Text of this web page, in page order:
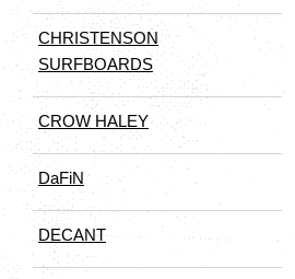
CHRISTENSON
SURFBOARDS
CROW HALEY
DaFiN
DECANT